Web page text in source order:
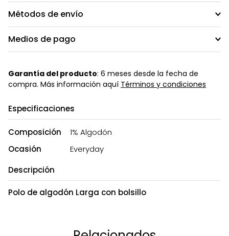
Métodos de envío
Medios de pago
Garantía del producto: 6 meses desde la fecha de
compra. Más información aquí Términos y condiciones
Especificaciones
Composición
1% Algodón
Ocasión
Everyday
Descripción
Polo de algodón Larga con bolsillo